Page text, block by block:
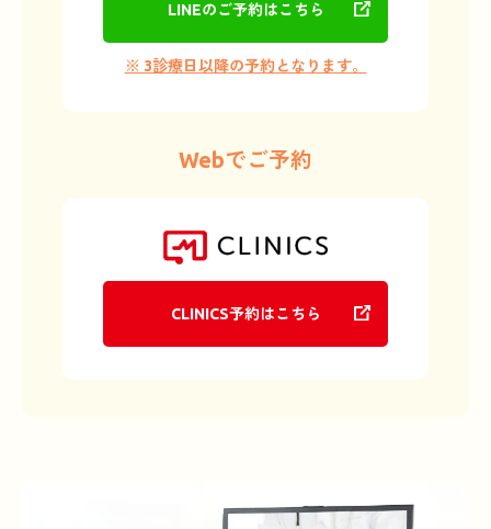
LINEのご予約はこちら
※ 3診療日以降の予約となります。
Webでご予約
CLINICS予約はこちら